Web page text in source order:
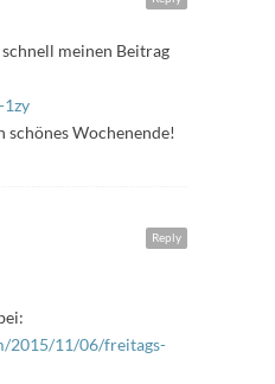
meinen Beitrag
schönes Wochenende!
Reply
2015/11/06/freitags-